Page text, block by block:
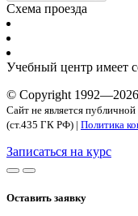
Схема проезда
Учебный центр имеет
© Copyright
Сайт не является
(ст.435 ГК РФ) | Политика
Записаться на курс
Оставить заявку